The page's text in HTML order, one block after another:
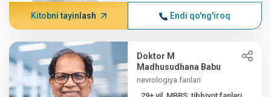
Kitobni tayinlash Endi qo'ng'iroq
Doktor M
Madhusudhana Babu
nevrologiya fanlari